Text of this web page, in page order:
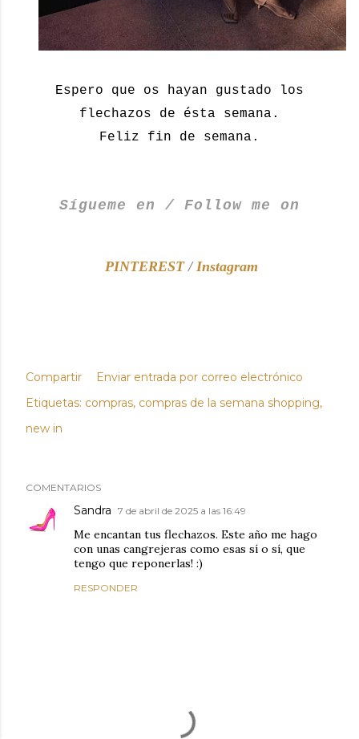
Espero que os hayan gustado los
flechazos de ésta semana.
Feliz fin de semana.
Sígueme en / Follow me on
PINTEREST/ Instagram
Compartir
Enviar entrada por correo electrónico
Etiquetas: compras compras de la semana shopping
new in
COMENTARIOS
Sandra 7 de abril de 2025 a las 16:49
Me encantan tus flechazos. Este año me hago
con unas cangrejeras como esas sí o sí, que
tengo que reponerlas! :)
RESPONDER